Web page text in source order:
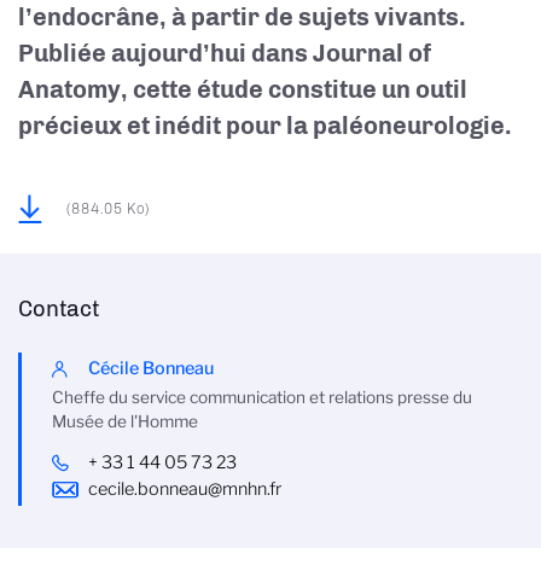
l’endocrâne, à partir de sujets vivants.
Publiée aujourd’hui dans Journal of
Anatomy, cette étude constitue un outil
précieux et inédit pour la paléoneurologie.
(884.05 Ko)
Contact
Cécile Bonneau
Cheffe du service communication et relations presse du
Musée de l'Homme
+ 33 1 44 05 73 23
cecile.bonneau@mnhn.fr